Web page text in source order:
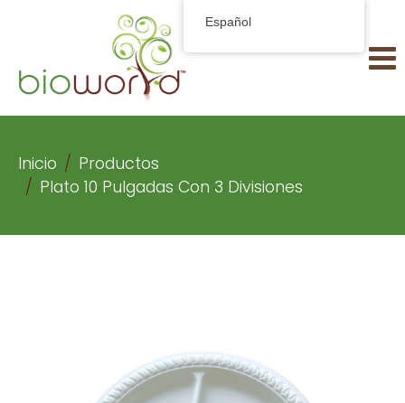
Inicio
Productos
Plato 10 Pulgadas Con 3 Divisiones
Español